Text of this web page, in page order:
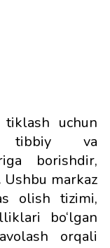
tiklash uchun
tibbiy va
borishdir,
Ushbu markaz
olish tizimi,
bo‘lgan
orqali